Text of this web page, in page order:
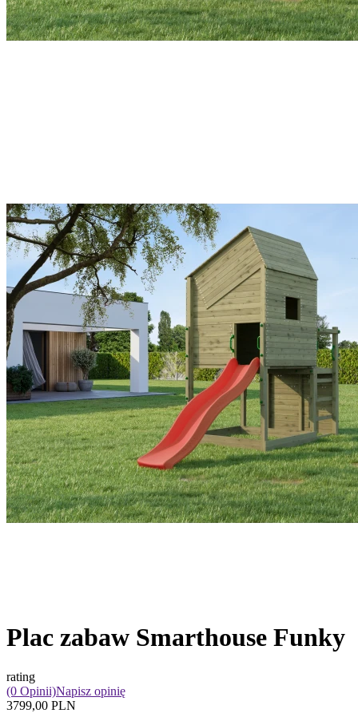
Plac zabaw Smarthouse Funky
rating
(0 Opinii)Napisz opinię
3799,00 PLN